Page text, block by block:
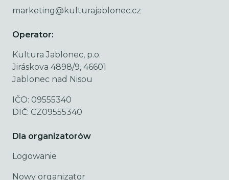
marketing@kulturajablonec.cz
Operator:
Kultura Jablonec, p.o.
Jiráskova 4898/9, 46601
Jablonec nad Nisou
IČO: 09555340
DIČ: CZ09555340
Dla organizatorów
Logowanie
Nowy organizator